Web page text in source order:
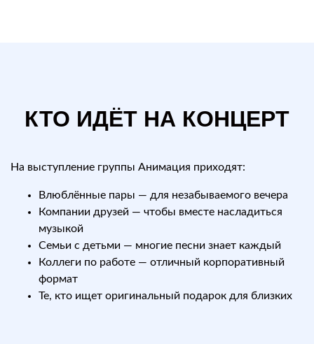
КТО ИДЁТ НА КОНЦЕРТ
На выступление группы Анимация приходят:
Влюблённые пары — для незабываемого вечера
Компании друзей — чтобы вместе насладиться
музыкой
Семьи с детьми — многие песни знает каждый
Коллеги по работе — отличный корпоративный
формат
Те, кто ищет оригинальный подарок для близких